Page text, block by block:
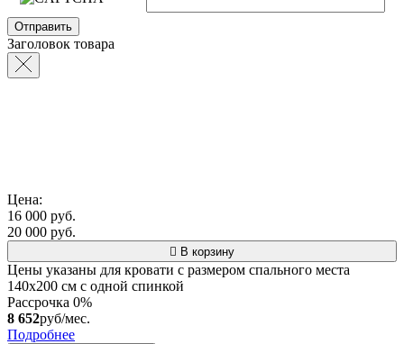
Заголовок товара
Цена:
16 000 руб.
20 000 руб.
В корзину
Цены указаны для кровати с размером спального места
140х200 см с одной спинкой
Рассрочка 0%
8 652руб/мес.
Подробнее